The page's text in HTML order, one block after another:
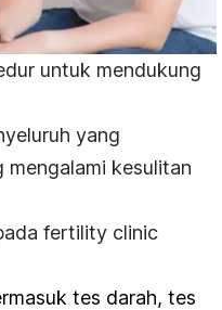
untuk mendukung
yang
mengalami kesulitan
fertility clinic
tes darah, tes